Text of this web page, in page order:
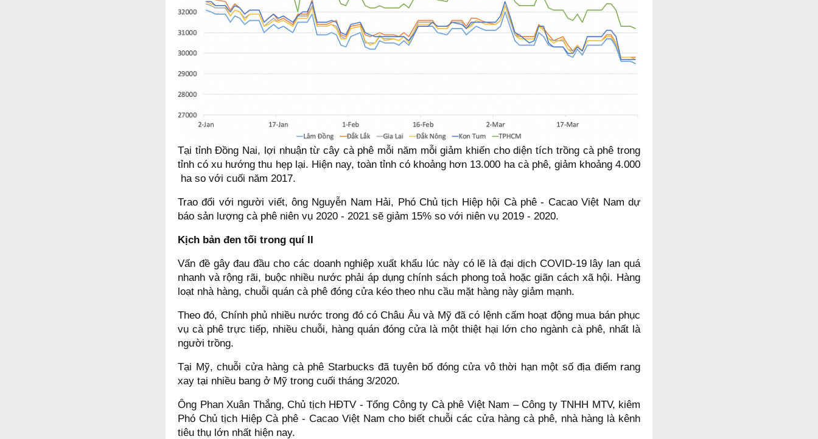
Tại tỉnh Đồng Nai, lợi nhuận từ cây cà phê mỗi năm mỗi giảm khiến cho diện tích trồng cà phê trong
tỉnh có xu hướng thu hẹp lại. Hiện nay, toàn tỉnh có khoảng hơn 13.000 ha cà phê, giảm khoảng 4.000
ha so với cuối năm 2017.
Trao đổi với người viết, ông Nguyễn Nam Hải, Phó Chủ tịch Hiệp hội Cà phê - Cacao Việt Nam dự
báo sản lượng cà phê niên vụ 2020 - 2021 sẽ giảm 15% so với niên vụ 2019 - 2020.
Kịch bản đen tối trong quí II
Vấn đề gây đau đầu cho các doanh nghiệp xuất khẩu lúc này có lẽ là đại dịch COVID-19 lây lan quá
nhanh và rộng rãi, buộc nhiều nước phải áp dụng chính sách phong toả hoặc giãn cách xã hội. Hàng
loạt nhà hàng, chuỗi quán cà phê đóng cửa kéo theo nhu cầu mặt hàng này giảm mạnh.
Theo đó, Chính phủ nhiều nước trong đó có Châu Âu và Mỹ đã có lệnh cấm hoạt động mua bán phục
vụ cà phê trực tiếp, nhiều chuỗi, hàng quán đóng cửa là một thiệt hại lớn cho ngành cà phê, nhất là
người trồng.
Tại Mỹ, chuỗi cửa hàng cà phê Starbucks đã tuyên bố đóng cửa vô thời hạn một số địa điểm rang
xay tại nhiều bang ở Mỹ trong cuối tháng 3/2020.
Ông Phan Xuân Thắng, Chủ tịch HĐTV - Tổng Công ty Cà phê Việt Nam – Công ty TNHH MTV, kiêm
Phó Chủ tịch Hiệp Cà phê - Cacao Việt Nam cho biết chuỗi các cửa hàng cà phê, nhà hàng là kênh
tiêu thụ lớn nhất hiện nay.